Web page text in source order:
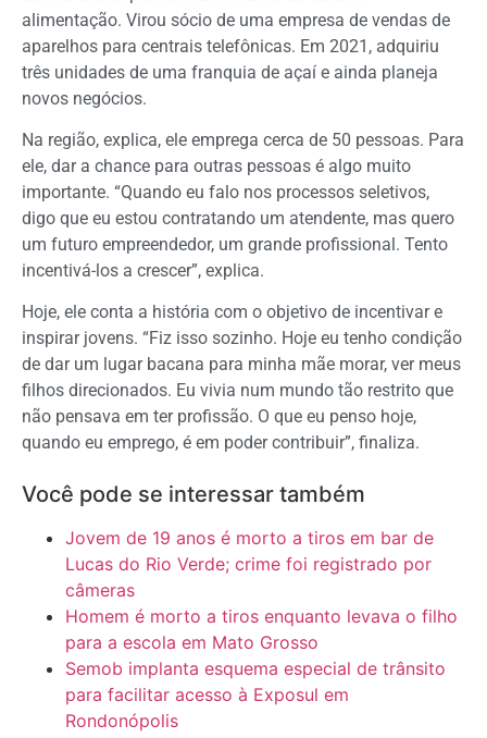
alimentação. Virou sócio de uma empresa de vendas de
aparelhos para centrais telefônicas. Em 2021, adquiriu
três unidades de uma franquia de açaí e ainda planeja
novos negócios.
Na região, explica, ele emprega cerca de 50 pessoas. Para
ele, dar a chance para outras pessoas é algo muito
importante. “Quando eu falo nos processos seletivos,
digo que eu estou contratando um atendente, mas quero
um futuro empreendedor, um grande profissional. Tento
incentivá-los a crescer”, explica.
Hoje, ele conta a história com o objetivo de incentivar e
inspirar jovens. “Fiz isso sozinho. Hoje eu tenho condição
de dar um lugar bacana para minha mãe morar, ver meus
filhos direcionados. Eu vivia num mundo tão restrito que
não pensava em ter profissão. O que eu penso hoje,
quando eu emprego, é em poder contribuir”, finaliza.
Você pode se interessar também
Jovem de 19 anos é morto a tiros em bar de
Lucas do Rio Verde; crime foi registrado por
câmeras
Homem é morto a tiros enquanto levava o filho
para a escola em Mato Grosso
Semob implanta esquema especial de trânsito
para facilitar acesso à Exposul em
Rondonópolis